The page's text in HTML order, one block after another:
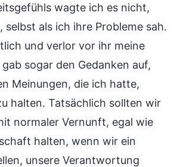
wagte ich es nicht,
selbst als ich ihre Probleme sah.
und verlor vor ihr meine
sogar den Gedanken auf,
Meinungen, die ich hatte,
halten. Tatsächlich sollten wir
normaler Vernunft, egal wie
halten, wenn wir ein
unsere Verantwortung